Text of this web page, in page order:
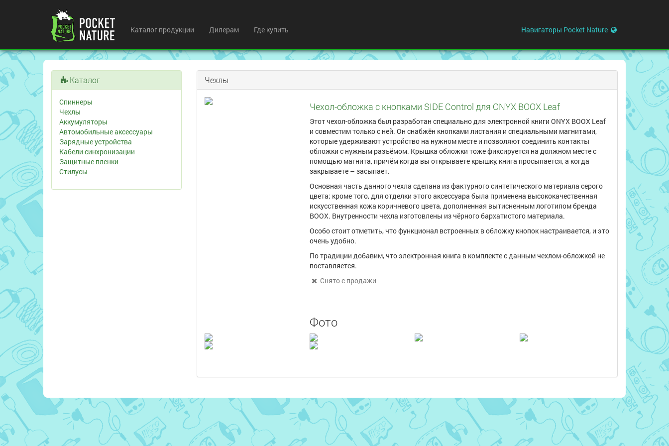
Каталог продукции Дилерам Где купить Навигаторы Pocket Nature
Каталог
Спиннеры
Чехлы
Аккумуляторы
Автомобильные аксессуары
Зарядные устройства
Кабели синхронизации
Защитные пленки
Стилусы
Чехлы
Чехол-обложка с кнопками SIDE Control для ONYX BOOX Leaf
Этот чехол-обложка был разработан специально для электронной книги ONYX BOOX Leaf
и совместим только с ней. Он снабжён кнопками листания и специальными магнитами,
которые удерживают устройство на нужном месте и позволяют соединить контакты
обложки с нужным разъёмом. Крышка обложки тоже фиксируется на должном месте с
помощью магнита, причём когда вы открываете крышку, книга просыпается, а когда
закрываете – засыпает.
Основная часть данного чехла сделана из фактурного синтетического материала серого
цвета; кроме того, для отделки этого аксессуара была применена высококачественная
искусственная кожа коричневого цвета, дополненная вытисненным логотипом бренда
BOOX. Внутренности чехла изготовлены из чёрного бархатистого материала.
Особо стоит отметить, что функционал встроенных в обложку кнопок настраивается, и это
очень удобно.
По традиции добавим, что электронная книга в комплекте с данным чехлом-обложкой не
поставляется.
Снято с продажи
Фото